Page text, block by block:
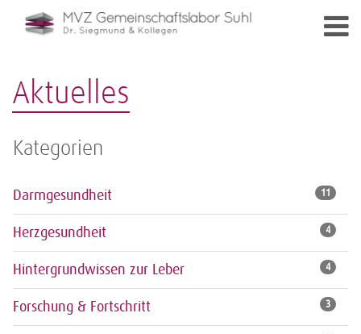
Aktuelles
Kategorien
Darmgesundheit 11
Herzgesundheit 4
Hintergrundwissen zur Leber 4
Forschung & Fortschritt 3